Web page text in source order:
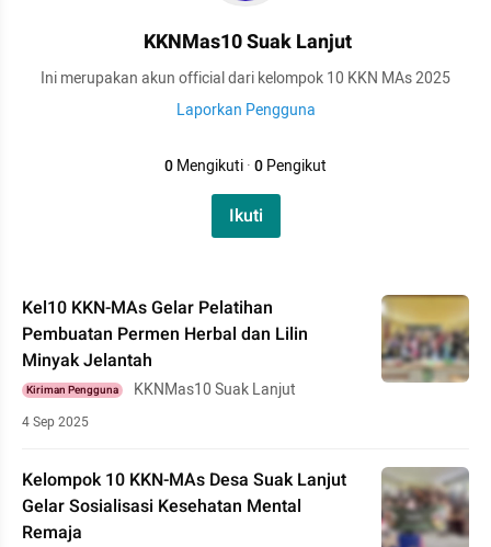
KKNMas10 Suak Lanjut
Ini merupakan akun official dari kelompok 10 KKN MAs 2025
Laporkan Pengguna
0Mengikuti·0Pengikut
Ikuti
Kel10 KKN-MAs Gelar Pelatihan
Pembuatan Permen Herbal dan Lilin
Minyak Jelantah
Kiriman Pengguna KKNMas10 Suak Lanjut
4 Sep 2025
Kelompok 10 KKN-MAs Desa Suak Lanjut
Gelar Sosialisasi Kesehatan Mental
Remaja